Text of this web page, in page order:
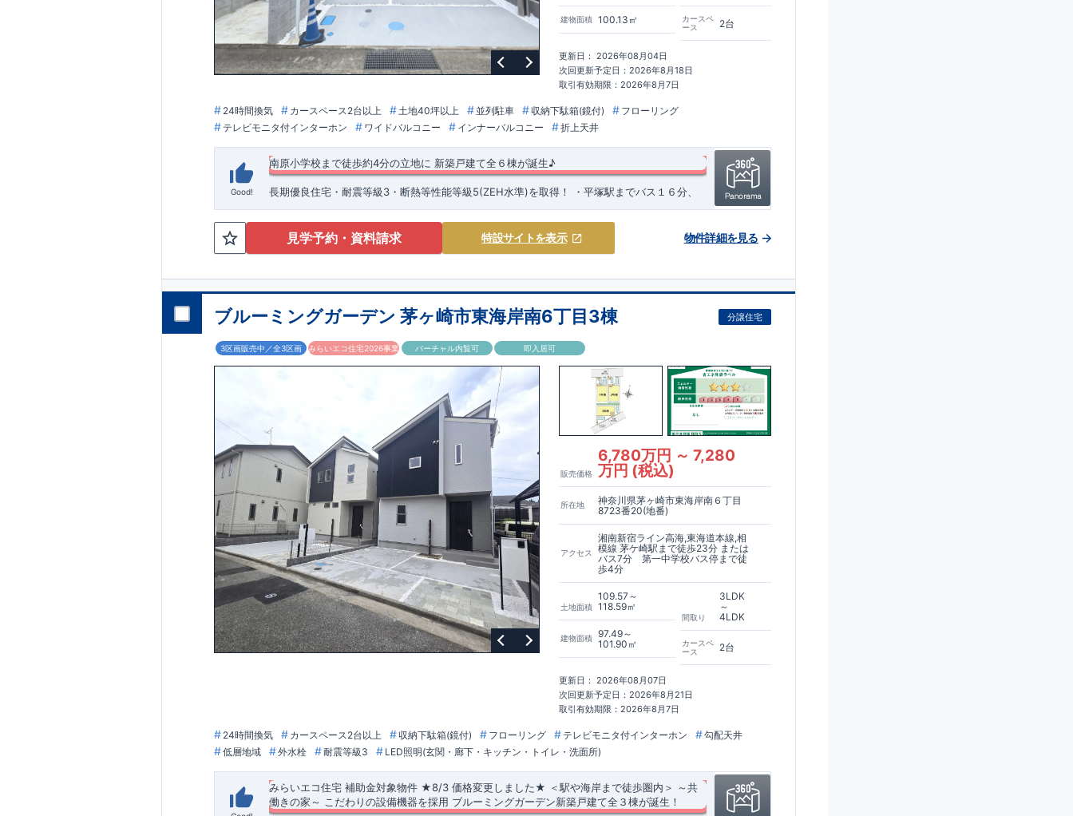
建物面積 100.13㎡
カースペ
ース
2台
更新日： 2026年08月04日
次回更新予定日：2026年8月18日
取引有効期限：2026年8月7日
24時間換気 カースペース2台以上 土地40坪以上 並列駐車 収納下駄箱(鏡付)
フローリング
テレビモニタ付インターホン
ワイドバルコニー インナーバルコニー 折上天井
Good!
南原小学校まで徒歩約4分の立地に 新築戸建て全６棟が誕生♪
長期優良住宅・耐震等級3・断熱等性能等級5(ZEH水準)を取得！
校や南原保育園があり、子育て世帯も安心です♪ ​・スーパー・コンビニも徒歩１０分圏内！生
活しやすい環境です♪ ​ ​・各号棟、折上天井やアクセントクロスによりオシャレなリビング空
間を作り出しています！ ​
​・システムキッチン 食器洗浄乾燥機付き！
・浴室 浴室暖房換気乾燥機付き！ ​ ​
６号棟 販売中！
​【6号棟】4LDK、１階は回遊動線のある間取りとなっております♪ ​開放感のある対面カウンタ
イン ​ 「平塚」駅までバス16分、バス停「向原」まで徒歩4分 ​
周辺環境◆
◎ 平塚市立 南原小学校 約300ｍ(徒歩約4分) ◎ 平塚市立 中原中学校 約
800m(徒歩約10分)【買物施設】◎ ヨークフーズ南原店 約270m(徒歩約4分) ◎ ミニストッ
プ南原店 約450m(徒歩約10分)【その他施設】◎ 平塚市民病院 約400m(徒歩約6分) ◎ 南
原公園 約350m(徒歩約5分) ◎ 平塚徳延郵便局 約750m(徒歩約11分)
オプション商品のご紹介
網戸（全窓）​建物引渡日の20日前までにお申込みいただくと特別価格でご案内 ​お引渡し前に
工事を済ませることが可能です。住宅設備機器修理サービス​建物引渡日までにお申し込みい
備機器の​15年保証サービスへの加入がおすすめです！
東栄ホームサービス株式会社なら、 ​エアコン・フロアコーティング・カーテンレール・カッ
各種カタログ｜ブルーミングリフォーム
住宅性能評価 W取得(設計・建設)
■第三者機関が設計・建物検査(全四回)を実施 ■税制優遇あり
□ 構造の安定 (耐風等級2・耐震等級3) □ 劣化の軽減 (劣化対策等級3) □ 維持管理への配慮
(維持管理対策等級3) □ 空気環境 (ホルムアルデヒド発散等級3)
□ 断熱等性能等級5～6 □ 一次エネルギー消費量等級6～8 ​□ 第三者評価BELS実施
■国の定める7つの技術基準をクリア ■税制優遇あり【東栄セーフティー
ダンパー標準装備】
■制震ダンパーで振れ幅を大幅に低減、繰り返す地震に強い『耐震+制
震』技術 ■メンテナンスフリー
現地案内予約受付中 詳細やご見学など、お気軽にお問合せ下さい♪東栄住宅 港南台営業所
TEL:0120-29-1081
見学予約・資料請求 特設サイトを表示 物件詳細を見る
ブルーミングガーデン 茅ヶ崎市東海岸南6丁目3棟 分譲住宅
3区画販売中／全3区画 みらいエコ住宅2026事業 バーチャル内覧可 即入居可
販売価格
6,780万円 ～ 7,280
万円 (税込)
所在地
神奈川県茅ヶ崎市東海岸南６丁目
8723番20(地番)
アクセス
湘南新宿ライン高海,東海道本線,相
模線 茅ケ崎駅まで徒歩23分 または
バス7分 第一中学校バス停まで徒
歩4分
土地面積
109.57～
118.59㎡
建物面積
97.49～
101.90㎡
間取り
3LDK
～
4LDK
カースペ
ース
2台
更新日： 2026年08月07日
次回更新予定日：2026年8月21日
取引有効期限：2026年8月7日
24時間換気 カースペース2台以上 収納下駄箱(鏡付) フローリング テレビモニタ付インターホン
勾配天井
低層地域
外水栓 耐震等級3 LED照明(玄関・廊下・キッチン・トイレ・洗面所)
みらいエコ住宅 補助金対象物件​ ★8/3 価格変更しました★ ＜駅や海岸まで徒歩圏内＞ ​～共
働きの家～
こだわりの設備機器を採用 ブルーミングガーデン新築戸建て全３棟が誕生！